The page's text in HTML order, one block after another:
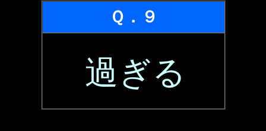
Ｑ．９
過ぎる